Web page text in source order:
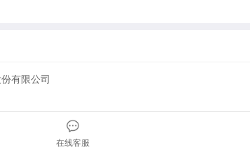
在线客服
有限公司